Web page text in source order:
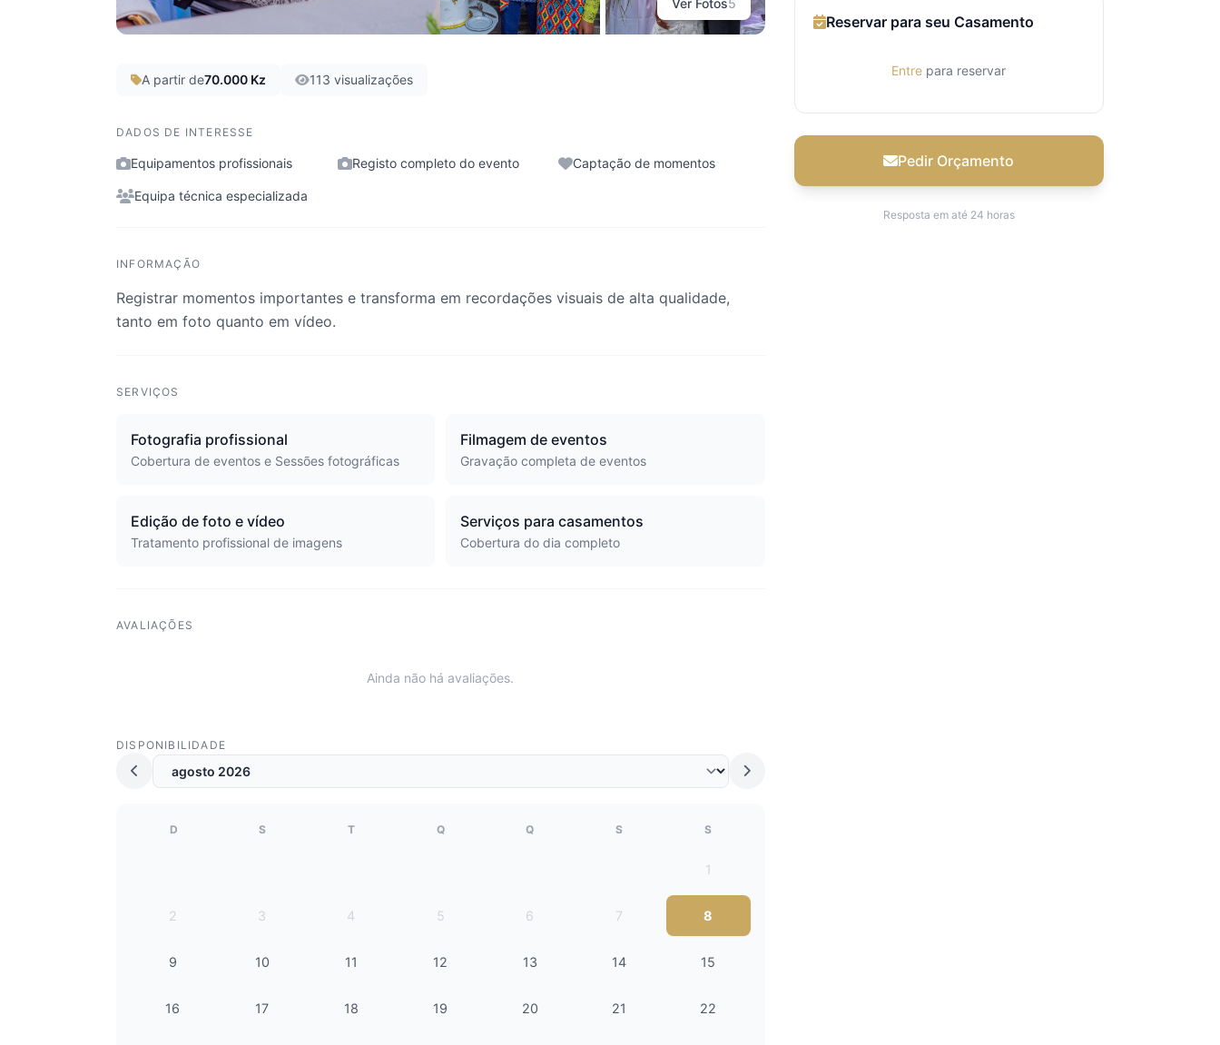
Ver Fotos5
A partir de70.000 Kz 113 visualizações
DADOS DE INTERESSE
Equipamentos profissionais Registo completo do evento Captação de momentos
Equipa técnica especializada
INFORMAÇÃO
Registrar momentos importantes e transforma em recordações visuais de alta qualidade,
tanto em foto quanto em vídeo.
SERVIÇOS
Fotografia profissional
Cobertura de eventos e Sessões fotográficas
Filmagem de eventos
Gravação completa de eventos
Edição de foto e vídeo
Tratamento profissional de imagens
Serviços para casamentos
Cobertura do dia completo
AVALIAÇÕES
Ainda não há avaliações.
DISPONIBILIDADE
D S T Q Q S S
1
2 3 4 5 6 7 8
9 10 11 12 13 14 15
16 17 18 19 20 21 22
Reservar para seu Casamento
Entre para reservar
Pedir Orçamento
Resposta em até 24 horas